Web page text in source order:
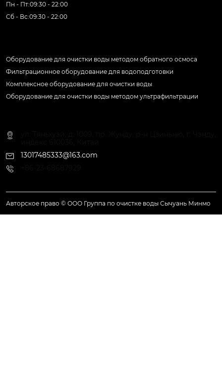
Пн - Пт:09:30 - 22:00
Сб - Вс:09:30 - 22:00
Оборудование для очистки воды методом обратного осмоса
Фильтрационное оборудование для водоподготовки
Комплексное оборудование для очистки воды
Оборудование для очистки воды методом ультрафильтрации
13017485333@163.com
Авторское право © ООО Группа по очистке воды Сычуань Минмо